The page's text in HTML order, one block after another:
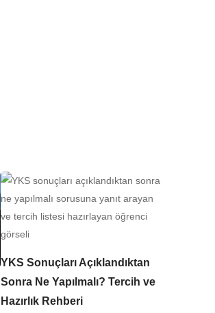
YKS Sonuçları Açıklandıktan
Sonra Ne Yapılmalı? Tercih ve
Hazırlık Rehberi